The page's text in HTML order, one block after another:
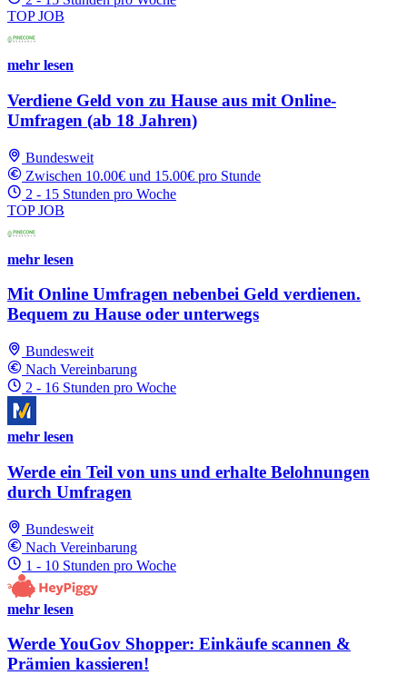
TOP JOB
mehr lesen
Verdiene Geld von zu Hause aus mit Online-
Umfragen (ab 18 Jahren)
Bundesweit
Zwischen 10.00€ und 15.00€ pro Stunde
2 - 15 Stunden pro Woche
TOP JOB
mehr lesen
Mit Online Umfragen nebenbei Geld verdienen.
Bequem zu Hause oder unterwegs
Bundesweit
Nach Vereinbarung
2 - 16 Stunden pro Woche
mehr lesen
Werde ein Teil von uns und erhalte Belohnungen
durch Umfragen
Bundesweit
Nach Vereinbarung
1 - 10 Stunden pro Woche
mehr lesen
Werde YouGov Shopper: Einkäufe scannen &
Prämien kassieren!